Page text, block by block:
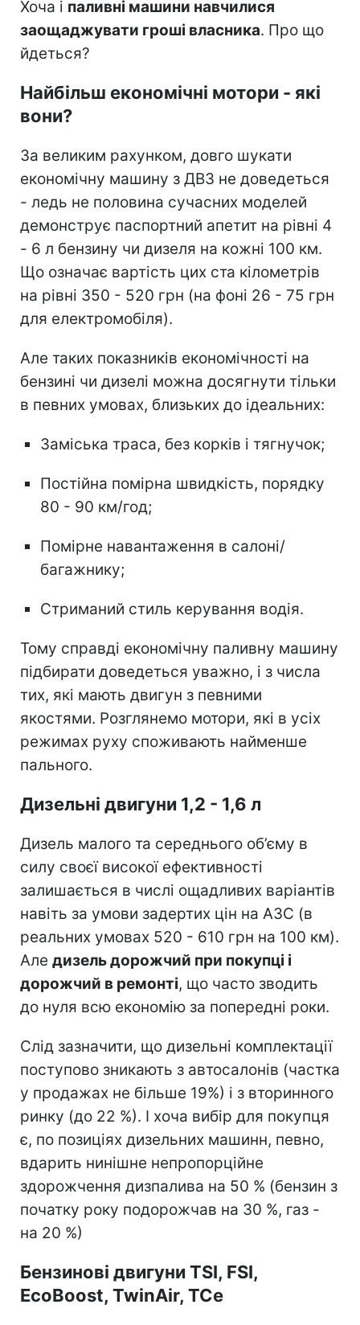
Хоча і паливні машини навчилися
заощаджувати гроші власника. Про що
йдеться?
Найбільш економічні мотори - які
вони?
За великим рахунком, довго шукати
економічну машину з ДВЗ не доведеться
- ледь не половина сучасних моделей
демонструє паспортний апетит на рівні 4
- 6 л бензину чи дизеля на кожні 100 км.
Що означає вартість цих ста кілометрів
на рівні 350 - 520 грн (на фоні 26 - 75 грн
для електромобіля).
Але таких показників економічності на
бензині чи дизелі можна досягнути тільки
в певних умовах, близьких до ідеальних:
Заміська траса, без корків і тягнучок;
Постійна помірна швидкість, порядку
80 - 90 км/год;
Помірне навантаження в салоні/
багажнику;
Стриманий стиль керування водія.
Тому справді економічну паливну машину
підбирати доведеться уважно, і з числа
тих, які мають двигун з певними
якостями. Розглянемо мотори, які в усіх
режимах руху споживають найменше
пального.
Дизельні двигуни 1,2 - 1,6 л
Дизель малого та середнього об’єму в
силу своєї високої ефективності
залишається в числі ощадливих варіантів
навіть за умови задертих цін на АЗС (в
реальних умовах 520 - 610 грн на 100 км).
Але дизель дорожчий при покупці і
дорожчий в ремонті, що часто зводить
до нуля всю економію за попередні роки.
Слід зазначити, що дизельні комплектації
поступово зникають з автосалонів (частка
у продажах не більше 19%) і з вторинного
ринку (до 22 %). І хоча вибір для покупця
є, по позиціях дизельних машинн, певно,
вдарить нинішне непропорційне
здорожчення дизпалива на 50 % (бензин з
початку року подорожчав на 30 %, газ -
на 20 %)
Бензинові двигуни TSI, FSI,
EcoBoost, TwinAir, TCe